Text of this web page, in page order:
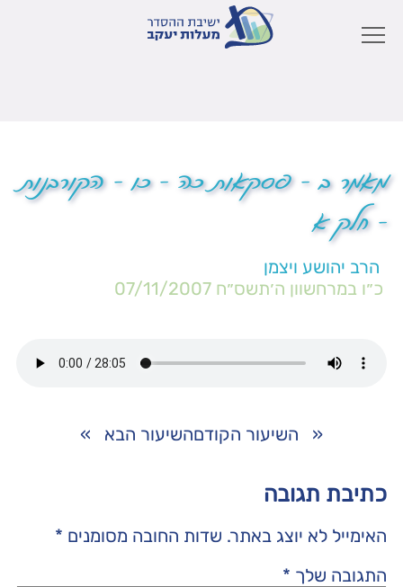
מאמר ב – פסקאות כה – כו – הקורבנות
– חלק א
הרב יהושע ויצמן
כ״ו במרחשוון ה׳תשס״ח 07/11/2007
« השיעור הקודםהשיעור הבא »
כתיבת תגובה
האימייל לא יוצג באתר. שדות החובה מסומנים *
התגובה שלך *